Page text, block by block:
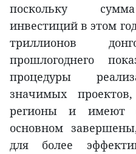
поскольку
инвестиций в этом
триллионов
прошлогоднего
процедуры
значимых
регионы и имеют
основном
для более